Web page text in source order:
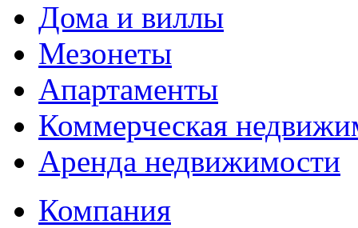
Дома и виллы
Мезонеты
Апартаменты
Коммерческая
Аренда недвижимости
Компания